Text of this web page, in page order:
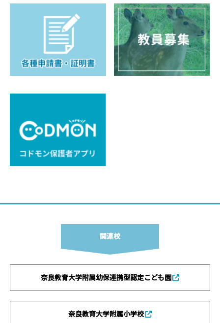
関連校
奈良教育大学附属幼保連携型認定こども園
奈良教育大学附属小学校